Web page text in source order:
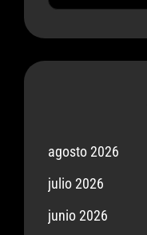
agosto 2026
julio 2026
junio 2026